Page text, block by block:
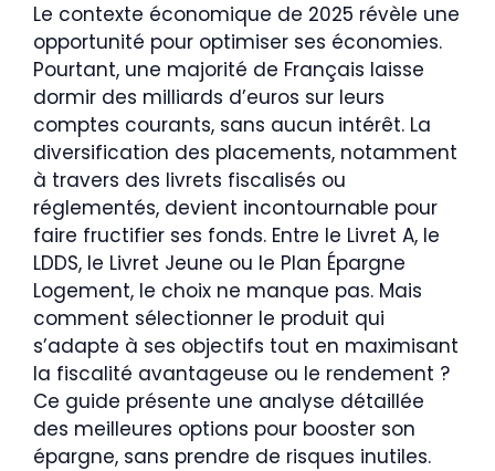
Le contexte économique de 2025 révèle une
opportunité pour optimiser ses économies.
Pourtant, une majorité de Français laisse
dormir des milliards d’euros sur leurs
comptes courants, sans aucun intérêt. La
diversification des placements, notamment
à travers des livrets fiscalisés ou
réglementés, devient incontournable pour
faire fructifier ses fonds. Entre le Livret A, le
LDDS, le Livret Jeune ou le Plan Épargne
Logement, le choix ne manque pas. Mais
comment sélectionner le produit qui
s’adapte à ses objectifs tout en maximisant
la fiscalité avantageuse ou le rendement ?
Ce guide présente une analyse détaillée
des meilleures options pour booster son
épargne, sans prendre de risques inutiles.